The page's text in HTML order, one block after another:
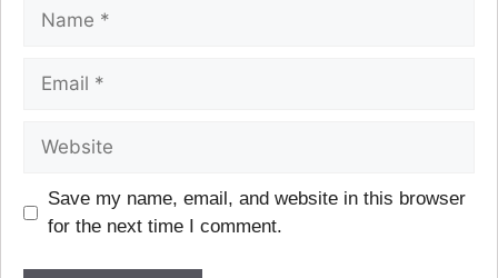
Save my name, email, and website in this browser
for the next time I comment.